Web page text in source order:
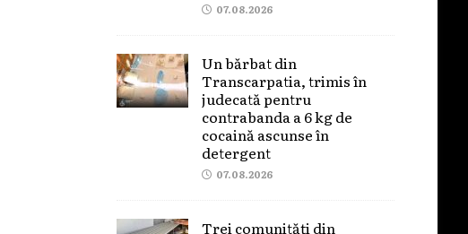
07.08.2026
Un bărbat din
Transcarpatia, trimis în
judecată pentru
contrabanda a 6 kg de
cocaină ascunse în
detergent
07.08.2026
Trei comunități din